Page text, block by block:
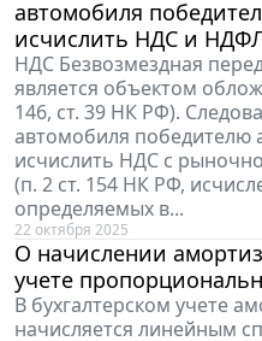
автомобиля
исчислить НДС и
НДС Безвозмездная
является объектом
146, ст. 39 НК РФ).
автомобиля победителю
исчислить НДС с
(п. 2 ст. 154 НК РФ,
определяемых в...
22 октября 2025
О начислении
учете
В бухгалтерском учете
начисляется линейным